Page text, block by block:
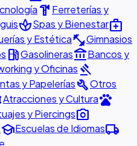
hardware Ferreterías y
spaSpas y Bienestarmedical_services
y Estéticafitness_centerGimnasios
local_gas_stationGasolinerasaccount_balanceBancos y
y Oficinas gavel
y PapeleríasbuildOtros
Atracciones y Culturapets
y Piercingsphoto_camera
schoolEscuelas de Idiomaslocal_shipping